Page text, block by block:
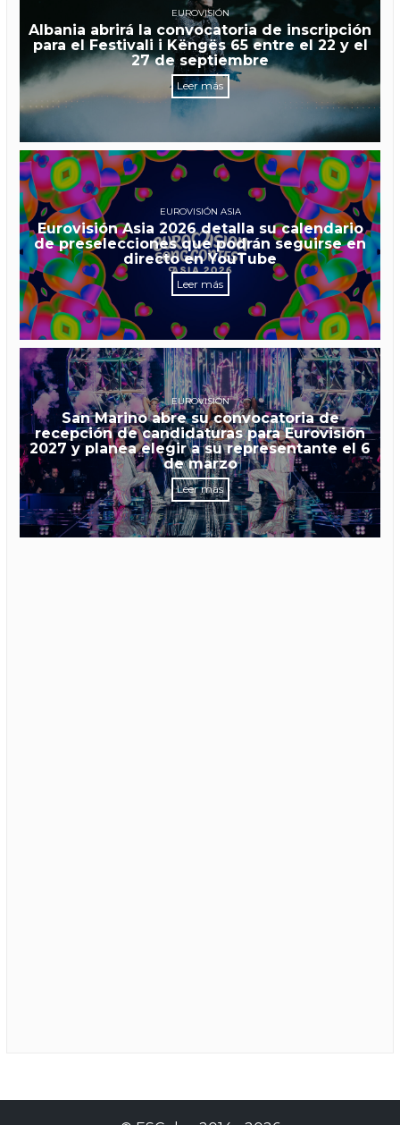
EUROVISIÓN
Albania abrirá la convocatoria de inscripción
para el Festivali i Këngës 65 entre el 22 y el
27 de septiembre
Leer más
EUROVISIÓN ASIA
Eurovisión Asia 2026 detalla su calendario
de preselecciones que podrán seguirse en
directo en YouTube
Leer más
EUROVISIÓN
San Marino abre su convocatoria de
recepción de candidaturas para Eurovisión
2027 y planea elegir a su representante el 6
de marzo
Leer más